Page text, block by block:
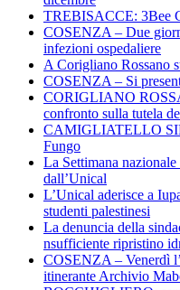
TREBISACCE: 3Bee
COSENZA – Due
infezioni ospedaliere
A Corigliano Rossano
COSENZA – Si
CORIGLIANO
confronto sulla tutela
CAMIGLIATELLO
Fungo
La Settimana
dall’Unical
L’Unical aderisce a
studenti palestinesi
La denuncia della
nsufficiente ripristino
COSENZA – Venerdì
itinerante Archivio